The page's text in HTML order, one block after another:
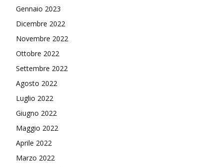
Gennaio 2023
Dicembre 2022
Novembre 2022
Ottobre 2022
Settembre 2022
Agosto 2022
Luglio 2022
Giugno 2022
Maggio 2022
Aprile 2022
Marzo 2022